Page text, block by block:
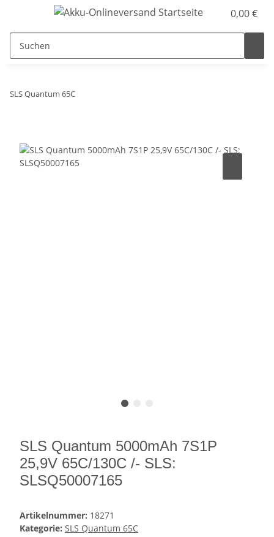
0,00 €
SLS Quantum 65C
SLS Quantum 5000mAh 7S1P
25,9V 65C/130C /- SLS:
SLSQ50007165
Artikelnummer: 18271
Kategorie: SLS Quantum 65C